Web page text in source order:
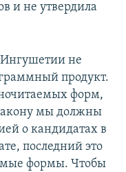
и не утвердила
не
продукт.
форм,
мы должны
о кандидатах в
последний это
формы. Чтобы